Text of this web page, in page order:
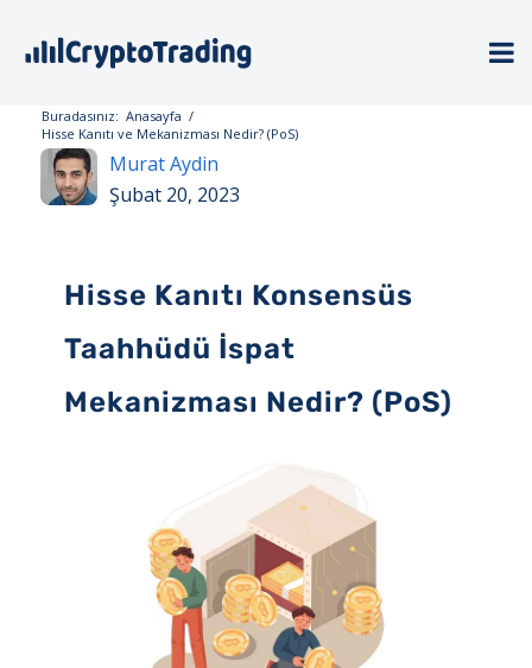
Buradasınız: Anasayfa /
Hisse Kanıtı ve Mekanizması Nedir? (PoS)
Murat Aydin
Şubat 20, 2023
Hisse Kanıtı Konsensüs
Taahhüdü İspat
Mekanizması Nedir? (PoS)